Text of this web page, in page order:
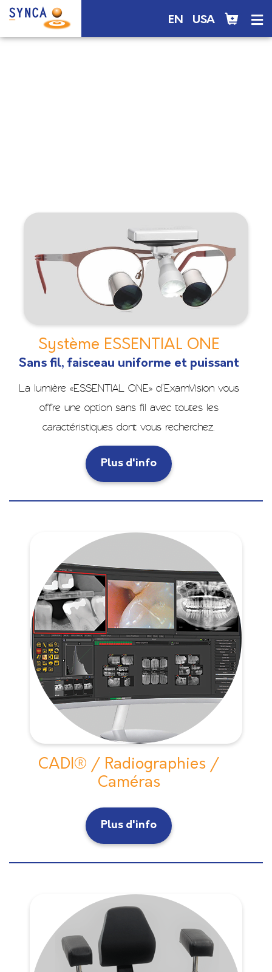
EN USA
Système ESSENTIAL ONE
Sans fil, faisceau uniforme et puissant
La lumière «ESSENTIAL ONE» d’ExamVision vous
offre une option sans fil avec toutes les
caractéristiques dont vous recherchez.
Plus d'info
CADI® / Radiographies /
Caméras
Plus d'info